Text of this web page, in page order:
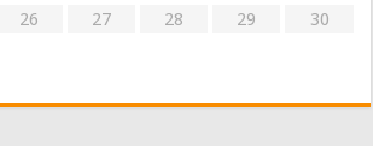
26 27 28 29
30